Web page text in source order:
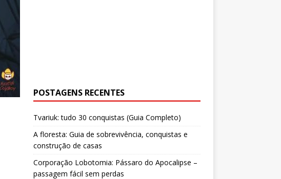
POSTAGENS RECENTES
Tvariuk: tudo 30 conquistas (Guia Completo)
A floresta: Guia de sobrevivência, conquistas e
construção de casas
Corporação Lobotomia: Pássaro do Apocalipse –
passagem fácil sem perdas